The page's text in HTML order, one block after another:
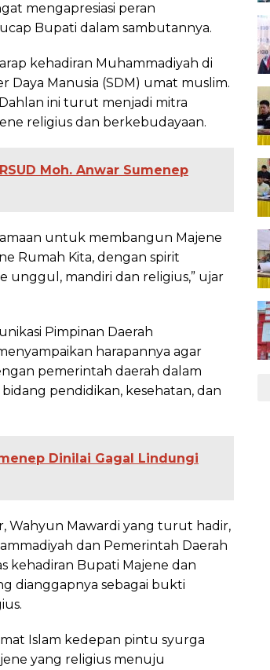
mengapresiasi peran
Bupati dalam sambutannya.
kehadiran Muhammadiyah di
Manusia (SDM) umat muslim.
ini turut menjadi mitra
religius dan berkebudayaan.
Moh. Anwar Sumenep
untuk membangun Majene
Rumah Kita, dengan spirit
unggul, mandiri dan religius,” ujar
Pimpinan Daerah
harapannya agar
pemerintah daerah dalam
pendidikan, kesehatan, dan
Dinilai Gagal Lindungi
Wahyun Mawardi yang turut hadir,
dan Pemerintah Daerah
kehadiran Bupati Majene dan
dianggapnya sebagai bukti
Islam kedepan pintu syurga
yang religius menuju